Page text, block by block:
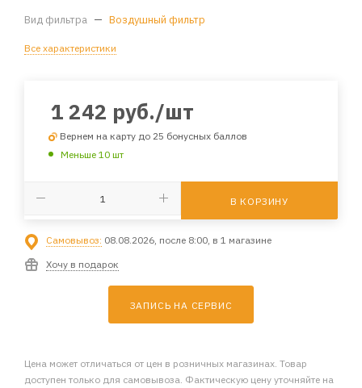
Вид фильтра — Воздушный фильтр
Все характеристики
1 242 руб./шт
Вернем на карту до 25 бонусных баллов
Меньше 10 шт
В КОРЗИНУ
Самовывоз: 08.08.2026, после 8:00, в 1 магазине
Хочу в подарок
ЗАПИСЬ НА СЕРВИС
Цена может отличаться от цен в розничных магазинах. Товар
доступен только для самовывоза. Фактическую цену уточняйте на